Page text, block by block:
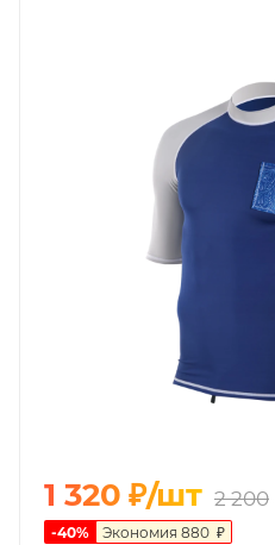
1 320 ₽/шт 2 200
-40% Экономия 880 ₽